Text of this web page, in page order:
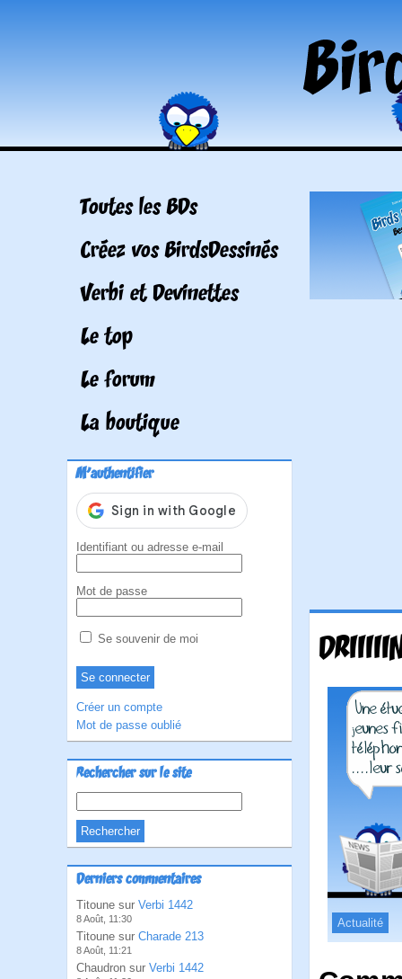
Toutes les BDs
Créez vos BirdsDessinés
Verbi et Devinettes
Le top
Le forum
La boutique
M'authentifier
Identifiant ou adresse e-mail
Mot de passe
Se souvenir de moi
Créer un compte
Mot de passe oublié
Rechercher sur le site
Derniers commentaires
Titoune sur Verbi 1442
8 Août, 11:30
Titoune sur Charade 213
8 Août, 11:21
Chaudron sur Verbi 1442
Actualité